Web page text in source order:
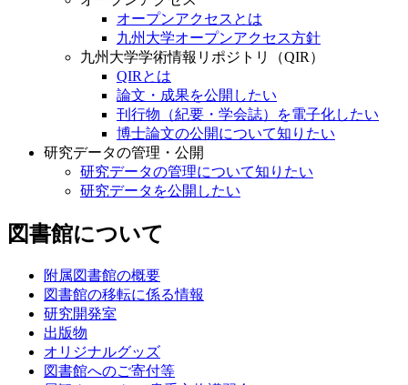
オープンアクセスとは
九州大学オープンアクセス方針
九州大学学術情報リポジトリ（QIR）
QIRとは
論文・成果を公開したい
刊行物（紀要・学会誌）を電子化したい
博士論文の公開について知りたい
研究データの管理・公開
研究データの管理について知りたい
研究データを公開したい
図書館について
附属図書館の概要
図書館の移転に係る情報
研究開発室
出版物
オリジナルグッズ
図書館へのご寄付等